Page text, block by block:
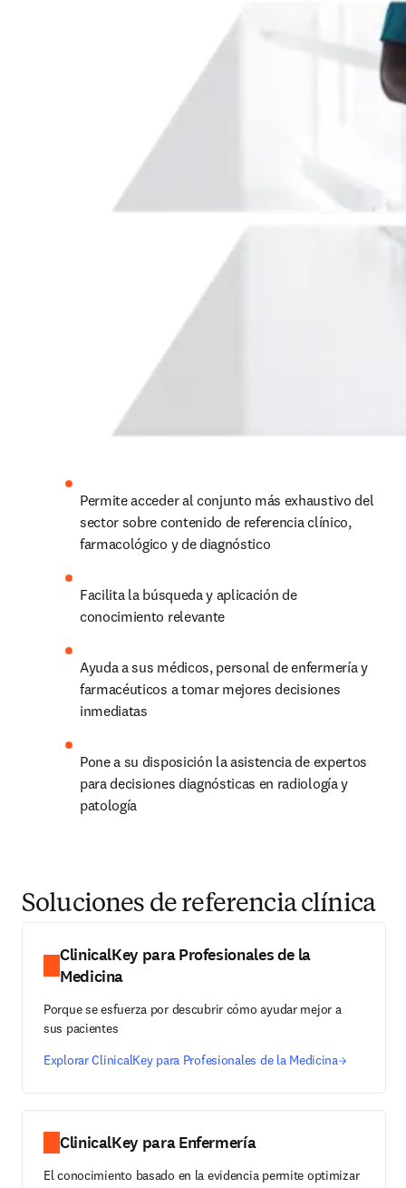
Permite acceder al conjunto más exhaustivo del
sector sobre contenido de referencia clínico,
farmacológico y de diagnóstico
Facilita la búsqueda y aplicación de
conocimiento relevante
Ayuda a sus médicos, personal de enfermería y
farmacéuticos a tomar mejores decisiones
inmediatas
Pone a su disposición la asistencia de expertos
para decisiones diagnósticas en radiología y
patología
Soluciones de referencia clínica
ClinicalKey para Profesionales de la
Medicina
Porque se esfuerza por descubrir cómo ayudar mejor a
sus pacientes
Explorar ClinicalKey para Profesionales de la Medicina
ClinicalKey para Enfermería
El conocimiento basado en la evidencia permite optimizar